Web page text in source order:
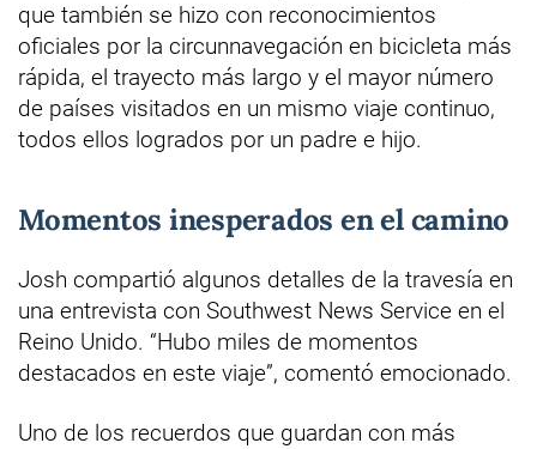
que también se hizo con reconocimientos
oficiales por la circunnavegación en bicicleta más
rápida, el trayecto más largo y el mayor número
de países visitados en un mismo viaje continuo,
todos ellos logrados por un padre e hijo.
Momentos inesperados en el camino
Josh compartió algunos detalles de la travesía en
una entrevista con Southwest News Service en el
Reino Unido. “Hubo miles de momentos
destacados en este viaje”, comentó emocionado.
Uno de los recuerdos que guardan con más